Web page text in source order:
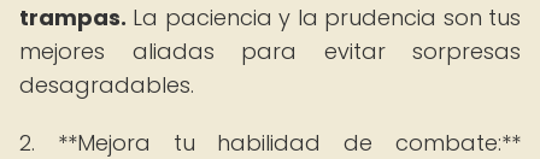
trampas. La paciencia y la prudencia son tus
mejores aliadas para evitar sorpresas
desagradables.
2. **Mejora tu habilidad de combate:**